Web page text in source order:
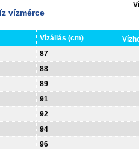
vízmérce
Vízállás (cm)
87
88
89
91
92
94
96